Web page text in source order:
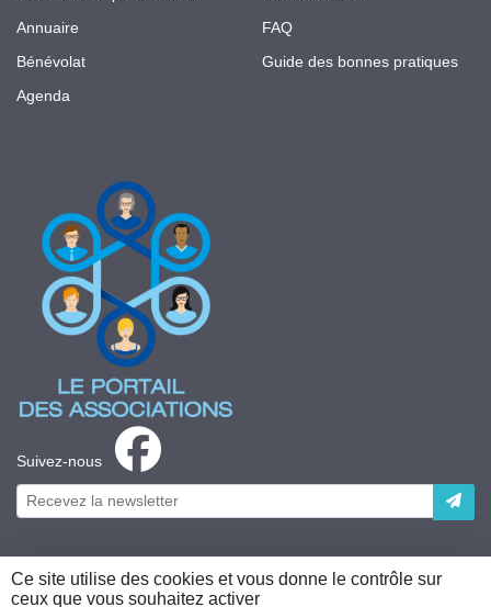
Suivez-nous
Annuaire
Bénévolat
Agenda
FAQ
Guide des bonnes pratiques
Ce site utilise des cookies et vous donne le contrôle sur
ceux que vous souhaitez activer